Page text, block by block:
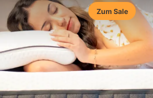
Zum Sale